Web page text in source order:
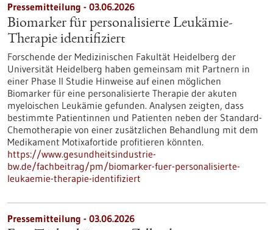
Pressemitteilung - 03.06.2026
Biomarker für personalisierte Leukämie-
Therapie identifiziert
Forschende der Medizinischen Fakultät Heidelberg der
Universität Heidelberg haben gemeinsam mit Partnern in
einer Phase II Studie Hinweise auf einen möglichen
Biomarker für eine personalisierte Therapie der akuten
myeloischen Leukämie gefunden. Analysen zeigten, dass
bestimmte Patientinnen und Patienten neben der Standard-
Chemotherapie von einer zusätzlichen Behandlung mit dem
Medikament Motixafortide profitieren könnten.
https://www.gesundheitsindustrie-
bw.de/fachbeitrag/pm/biomarker-fuer-personalisierte-
leukaemie-therapie-identifiziert
Pressemitteilung - 03.06.2026